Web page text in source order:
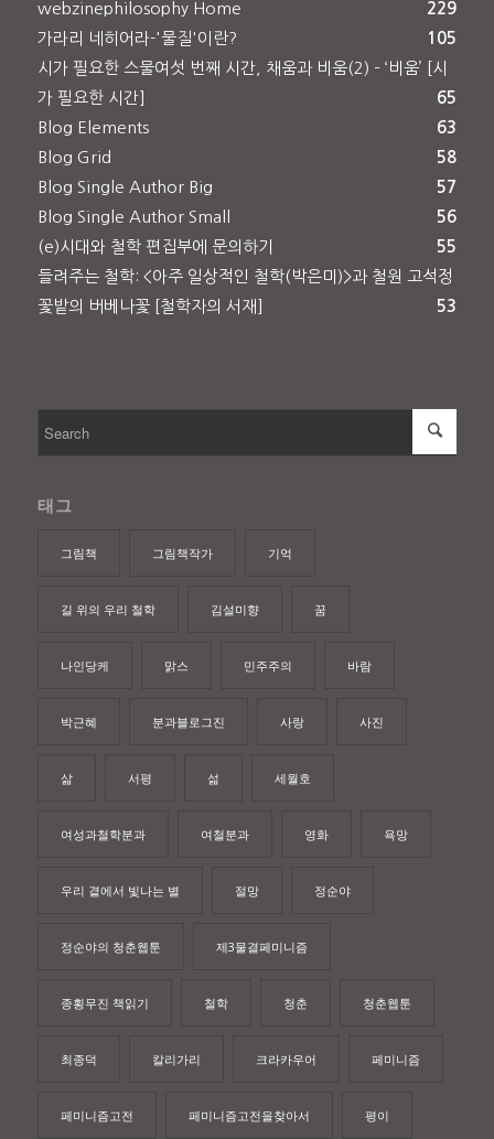
webzinephilosophy Home
229
가라리 네히어라-'물질'이란?
105
시가 필요한 스물여섯 번째 시간, 채움과 비움(2) – ‘비움’ [시
가 필요한 시간]
65
Blog Elements
63
Blog Grid
58
Blog Single Author Big
57
Blog Single Author Small
56
(e)시대와 철학 편집부에 문의하기
55
들려주는 철학: <아주 일상적인 철학(박은미)>과 철원 고석정
꽃밭의 버베나꽃 [철학자의 서재]
53
태그
그림책 그림책작가 기억
길 위의 우리 철학 김설미향 꿈
나인당케 맑스 민주주의 바람
박근혜 분과블로그진 사랑 사진
삶 서평 섦 세월호
여성과철학분과 여철분과 영화 욕망
우리 곁에서 빛나는 별 절망 정순야
정순야의 청춘웹툰 제3물결페미니즘
종횡무진 책읽기 철학 청춘 청춘웹툰
최종덕 칼리가리 크라카우어 페미니즘
페미니즘고전 페미니즘고전을찾아서 평이